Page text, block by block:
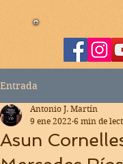
Entrada
Asun
Antonio J. Martín
9 ene 2022 6 min de